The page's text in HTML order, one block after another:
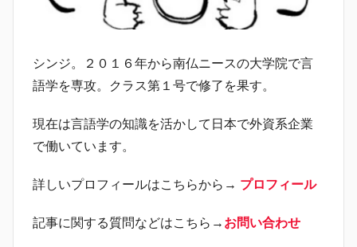
シンジ。２０１６年から南仏ニースの大学院で言
語学を専攻。クラス第１号で修了を果す。
現在は言語学の知識を活かして日本で外資系企業
で働いています。
詳しいプロフィールはこちらから→ プロフィール
記事に関する質問などはこちら→ お問い合わせ